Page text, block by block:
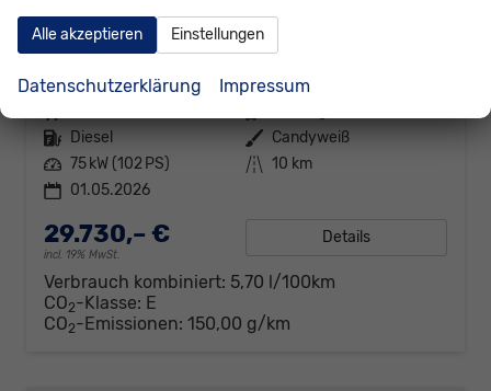
Volkswagen Caddy
Basis 2.0TDI ACC Kam GV5 App
Kraftstoff Diesel Außenfarbe Candyweiß
Leistung 75 kW (102 PS) Kilometerstand 10 km
01.05.2026
29.730,– €
incl. 19% MwSt.
Details
Verbrauch kombiniert: 5,70 l/100km
CO2-Klasse: E
CO2-Emissionen: 150,00 g/km
Alle akzeptieren Einstellungen
Datenschutzerklärung Impressum